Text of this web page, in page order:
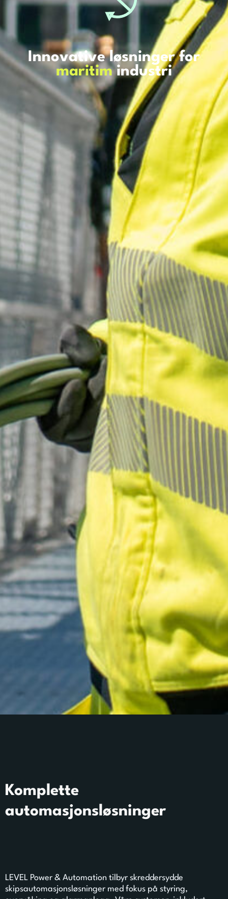
Innovative løsninger for
maritim industri
Komplette
automasjonsløsninger
LEVEL Power & Automation tilbyr skreddersydde
skipsautomasjonsløsninger med fokus på styring,